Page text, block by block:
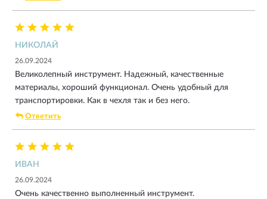
НИКОЛАЙ
26.09.2024
Великолепный инструмент. Надежный, качественные
материалы, хороший функционал. Очень удобный для
транспортировки. Как в чехля так и без него.
Ответить
ИВАН
26.09.2024
Очень качественно выполненный инструмент.